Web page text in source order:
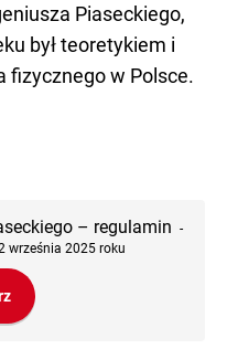
Piaseckiego,
był teoretykiem i
fizycznego w Polsce.
– regulamin -
września 2025 roku